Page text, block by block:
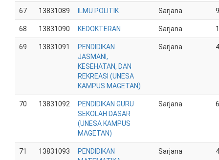
67 13831089 ILMU POLITIK Sarjana
68 13831090 KEDOKTERAN Sarjana
69 13831091
PENDIDIKAN
JASMANI,
KESEHATAN, DAN
REKREASI (UNESA
KAMPUS MAGETAN)
Sarjana
70 13831092
PENDIDIKAN GURU
SEKOLAH DASAR
(UNESA KAMPUS
MAGETAN)
Sarjana
71 13831093
PENDIDIKAN
Sarjana